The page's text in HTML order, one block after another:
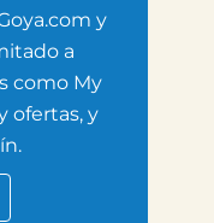
y
a
como My
ofertas, y